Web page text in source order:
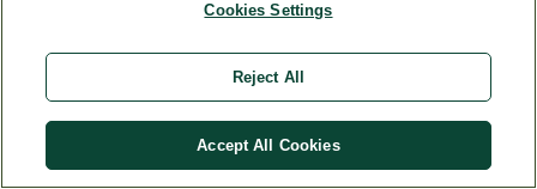
jší
ce
Cookies Settings
Reject All
Accept All Cookies